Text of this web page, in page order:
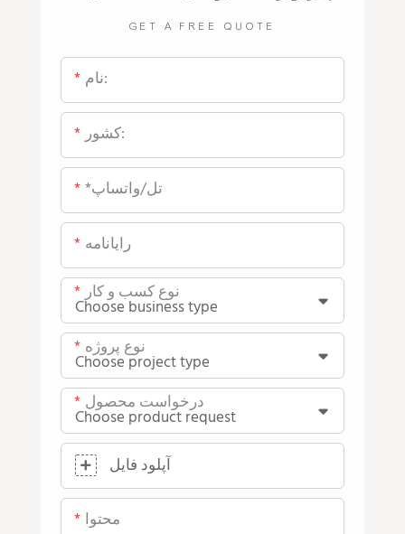
GET A FREE QUOTE
نام:
کشور:
*تل/واتساپ
رایانامه
نوع کسب و کار
نوع پروژه
درخواست محصول
آپلود فایل
محتوا